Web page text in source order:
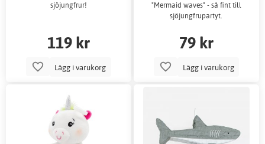
sjöjungfrur!
119 kr
Lägg i varukorg
"Mermaid waves" - så fint till
sjöjungfrupartyt.
79 kr
Lägg i varukorg